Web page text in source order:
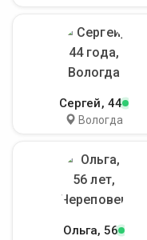
Сергей, 44
Вологда
Ольга, 56